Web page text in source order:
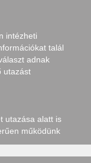
intézheti
talál
adnak
utazást
utazása alatt is
működünk